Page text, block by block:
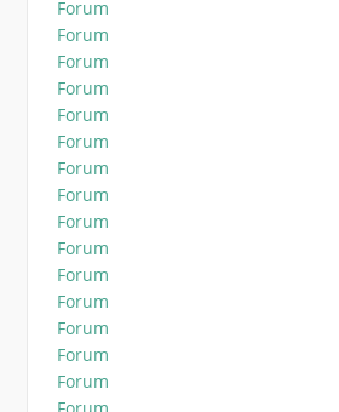
Forum
Forum
Forum
Forum
Forum
Forum
Forum
Forum
Forum
Forum
Forum
Forum
Forum
Forum
Forum